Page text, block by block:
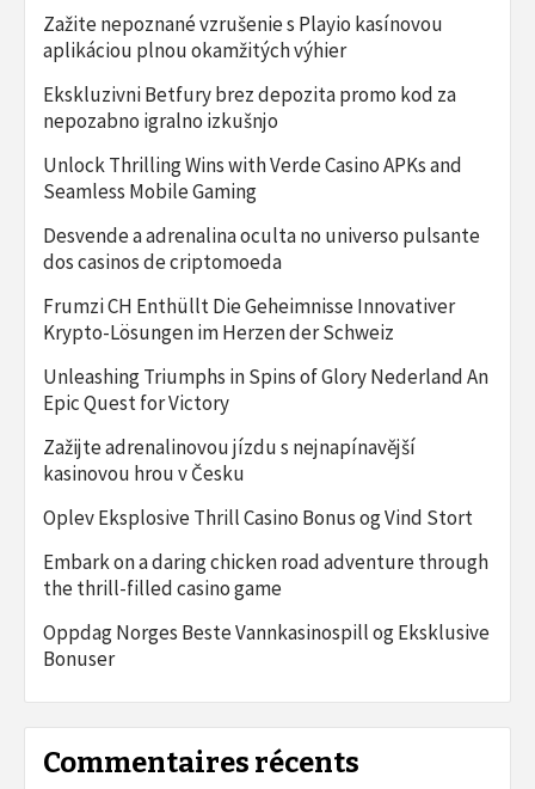
Zažite nepoznané vzrušenie s Playio kasínovou
aplikáciou plnou okamžitých výhier
Ekskluzivni Betfury brez depozita promo kod za
nepozabno igralno izkušnjo
Unlock Thrilling Wins with Verde Casino APKs and
Seamless Mobile Gaming
Desvende a adrenalina oculta no universo pulsante
dos casinos de criptomoeda
Frumzi CH Enthüllt Die Geheimnisse Innovativer
Krypto-Lösungen im Herzen der Schweiz
Unleashing Triumphs in Spins of Glory Nederland An
Epic Quest for Victory
Zažijte adrenalinovou jízdu s nejnapínavější
kasinovou hrou v Česku
Oplev Eksplosive Thrill Casino Bonus og Vind Stort
Embark on a daring chicken road adventure through
the thrill-filled casino game
Oppdag Norges Beste Vannkasinospill og Eksklusive
Bonuser
Commentaires récents